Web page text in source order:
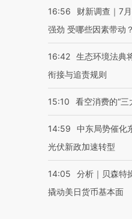
16:56
财新调查｜7
强劲 受哪些因素带动？
16:42 生态环境法典
衔接与追责规则
15:10 看空消费的“三
14:59
中东局势催化
光伏新政加速转型
14:05
分析｜贝森特
撬动美日货币基本面